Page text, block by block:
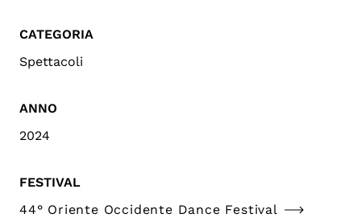
CATEGORIA
Spettacoli
ANNO
2024
FESTIVAL
44° Oriente Occidente Dance Festival